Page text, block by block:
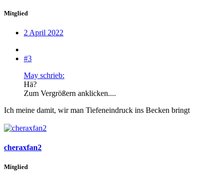
Mitglied
2 April 2022
#3
May schrieb:
Hä?
Zum Vergrößern anklicken....
Ich meine damit, wir man Tiefeneindruck ins Becken bringt
cheraxfan2
Mitglied